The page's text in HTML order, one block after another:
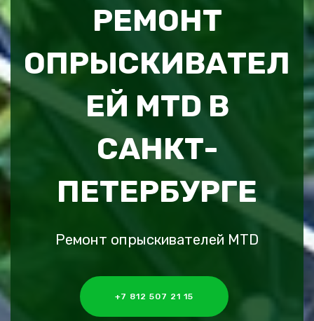
РЕМОНТ
ОПРЫСКИВАТЕЛ
ЕЙ MTD В
САНКТ-
ПЕТЕРБУРГЕ
Ремонт опрыскивателей MTD
+7 812 507 21 15